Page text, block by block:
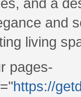
and a
and
living
pages-
https://